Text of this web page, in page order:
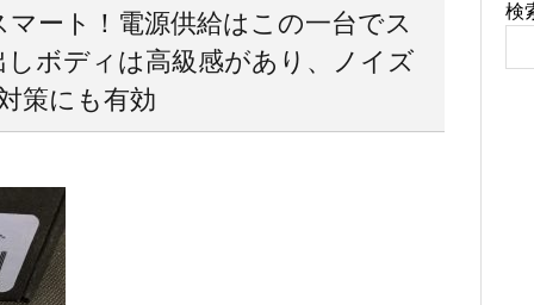
ート！電源供給はこの一台でス
ボディは高級感があり、ノイズ
策にも有効
検